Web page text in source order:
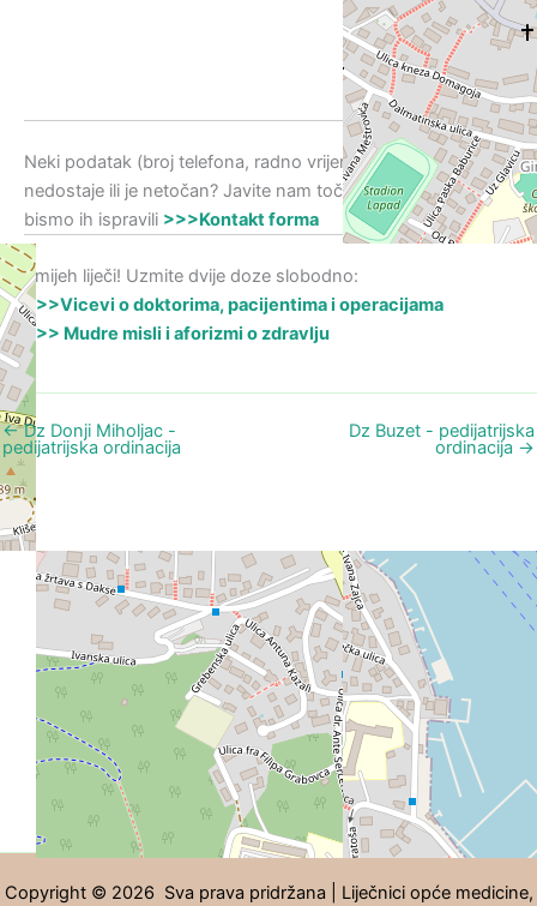
Neki podatak (broj telefona, radno vrijema, adresa i slično)
nedostaje ili je netočan? Javite nam točne podatke kako
bismo ih ispravili >>>Kontakt forma
Smijeh liječi! Uzmite dvije doze slobodno:
>>>Vicevi o doktorima, pacijentima i operacijama
>>> Mudre misli i aforizmi o zdravlju
←Dz Donji Miholjac -
pedijatrijska ordinacija
Dz Buzet - pedijatrijska
ordinacija →
Copyright © 2026 Sva prava pridržana | Liječnici opće medicine,